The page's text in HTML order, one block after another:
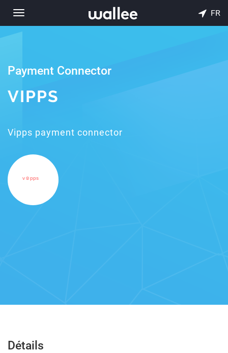
Toggle
navigation
FR
Payment Connector
VIPPS
Vipps payment connector
Détails